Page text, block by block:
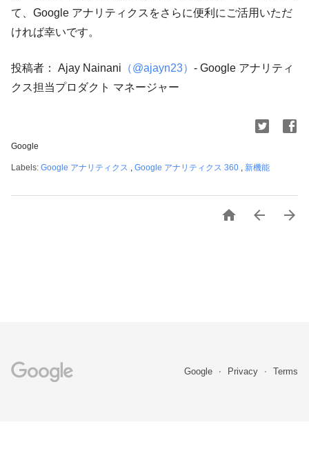
て、Google アナリティクスをさらに便利にご活用いただ
ければ幸いです。
投稿者： Ajay Nainani （@ajayn23） - Google アナリティ
クス担当プロダクト マネージャー
Google
Labels: Google アナリティクス , Google アナリティクス 360 , 新機能
  
Google Privacy Terms